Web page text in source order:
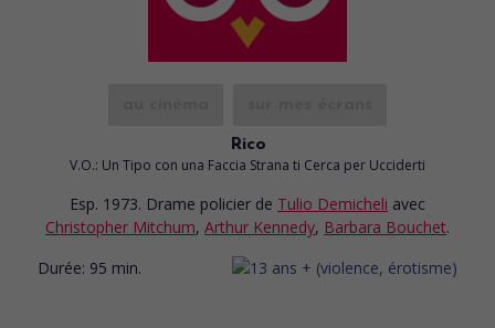
Rico
V.O.: Un Tipo con una Faccia Strana ti Cerca per Ucciderti
Esp. 1973. Drame policier de Tulio Demicheli avec
Christopher Mitchum, Arthur Kennedy, Barbara Bouchet.
Durée: 95 min.